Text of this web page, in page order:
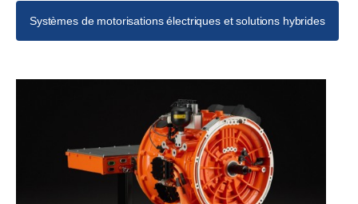
Systèmes de motorisations électriques et solutions hybrides